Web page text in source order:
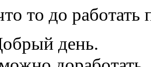
то до работать
день.